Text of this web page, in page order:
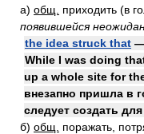
а) общ. приходить (в
появившейся
the idea struck that —
While I was doing
up a whole site for
внезапно пришла в
следует создать
б) общ. поражать,